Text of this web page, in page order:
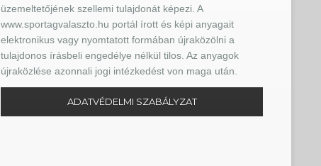
üzemeltetőjének szellemi tulajdonát képezi. A
www.sportagvalaszto.hu portál írott és képi anyagait
elektronikus vagy nyomtatott formában újraközölni a
tulajdonos írásbeli engedélye nélkül tilos. Az anyagok
újraközlése azonnali jogi intézkedést von maga után.
ADATVÉDELMI SZABÁLYZAT